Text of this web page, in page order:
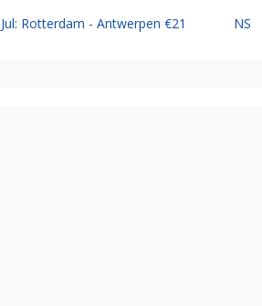
Jul: Rotterdam - Antwerpen €21 NS